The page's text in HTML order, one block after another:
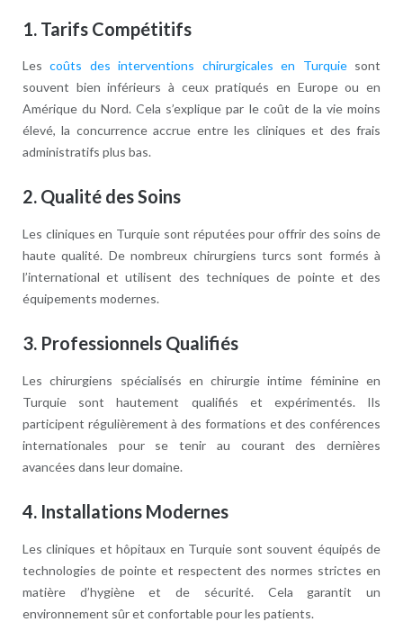
1. Tarifs Compétitifs
Lescoûts des interventions chirurgicales en Turquiesont
souvent bien inférieurs à ceux pratiqués en Europe ou en
Amérique du Nord. Cela s’explique par le coût de la vie moins
élevé, la concurrence accrue entre les cliniques et des frais
administratifs plus bas.
2. Qualité des Soins
Les cliniques en Turquie sont réputées pour offrir des soins de
haute qualité. De nombreux chirurgiens turcs sont formés à
l’international et utilisent des techniques de pointe et des
équipements modernes.
3. Professionnels Qualifiés
Les chirurgiens spécialisés en chirurgie intime féminine en
Turquie sont hautement qualifiés et expérimentés. Ils
participent régulièrement à des formations et des conférences
internationales pour se tenir au courant des dernières
avancées dans leur domaine.
4. Installations Modernes
Les cliniques et hôpitaux en Turquie sont souvent équipés de
technologies de pointe et respectent des normes strictes en
matière d’hygiène et de sécurité. Cela garantit un
environnement sûr et confortable pour les patients.